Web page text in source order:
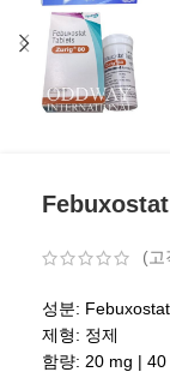
Febuxostat
(고
성분: Febuxostat
제형: 정제
함량: 20 mg |